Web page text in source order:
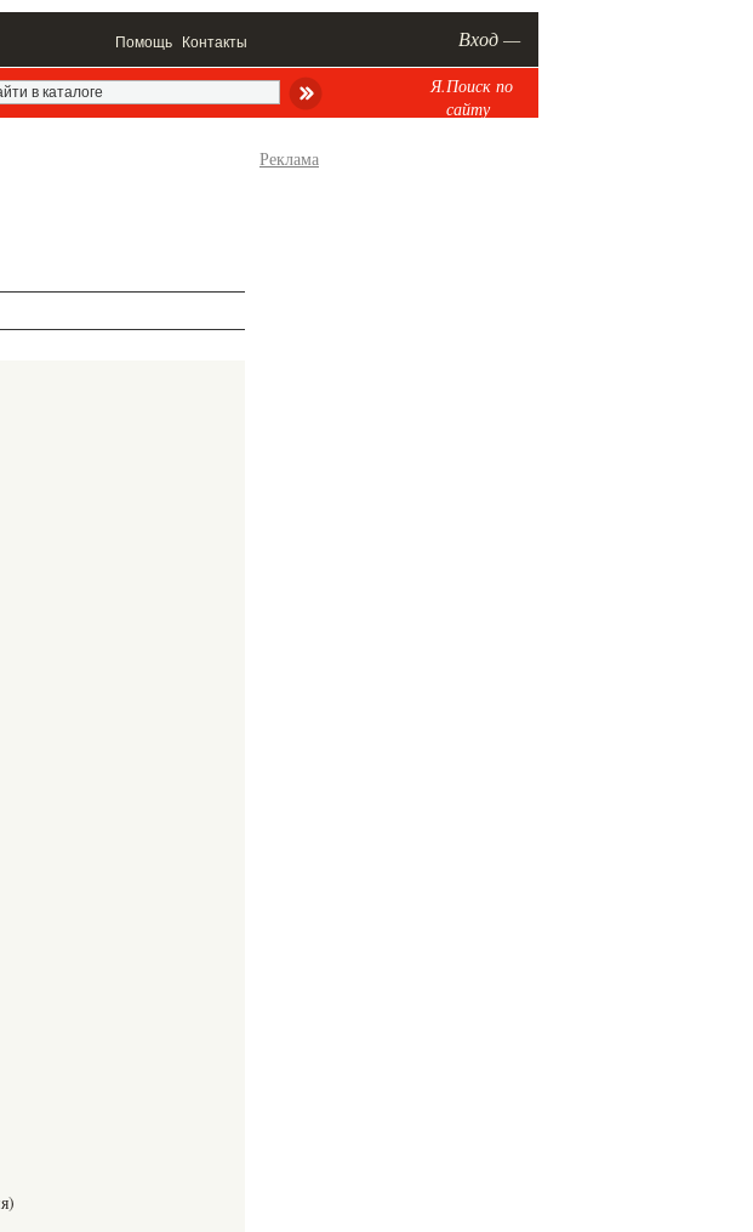
Помощь Контакты Вход —
Я.Поиск по
сайту
Реклама